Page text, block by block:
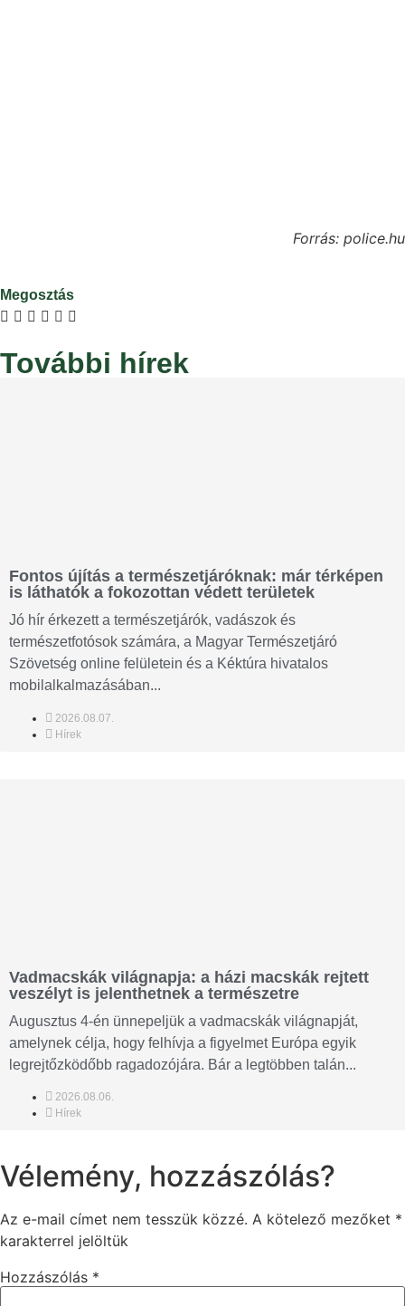
Forrás: police.hu
Megosztás
További hírek
Fontos újítás a természetjáróknak: már térképen
is láthatók a fokozottan védett területek
Jó hír érkezett a természetjárók, vadászok és
természetfotósok számára, a Magyar Természetjáró
Szövetség online felületein és a Kéktúra hivatalos
mobilalkalmazásában...
2026.08.07.
Hírek
Vadmacskák világnapja: a házi macskák rejtett
veszélyt is jelenthetnek a természetre
Augusztus 4-én ünnepeljük a vadmacskák világnapját,
amelynek célja, hogy felhívja a figyelmet Európa egyik
legrejtőzködőbb ragadozójára. Bár a legtöbben talán...
2026.08.06.
Hírek
Vélemény, hozzászólás?
Az e-mail címet nem tesszük közzé. A kötelező mezőket *
karakterrel jelöltük
Hozzászólás *